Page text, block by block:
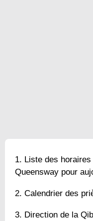
Liste des
Queensway pour
Calendrier des
Direction de la